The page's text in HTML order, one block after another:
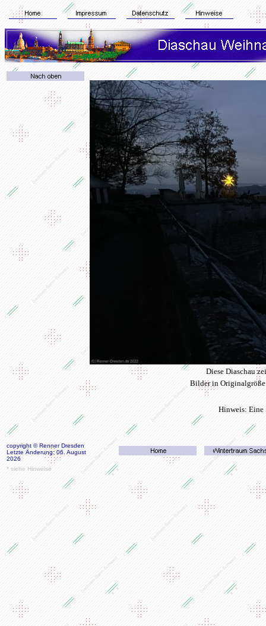
Diese Diaschau
Bilder in Originalgröße
Hinweis: Eine
copyright © Renner Dresden
Letzte Änderung: 06. August
2026
* siehe Hinweise